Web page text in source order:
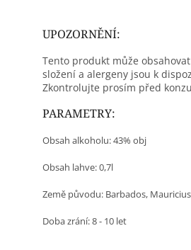
UPOZORNĚNÍ:
Tento produkt může
složení a alergeny jsou k
Zkontrolujte prosím před
PARAMETRY:
Obsah alkoholu: 43% obj
Obsah lahve: 0,7l
Země původu: Barbados, Mauricius
Doba zrání: 8 - 10 let